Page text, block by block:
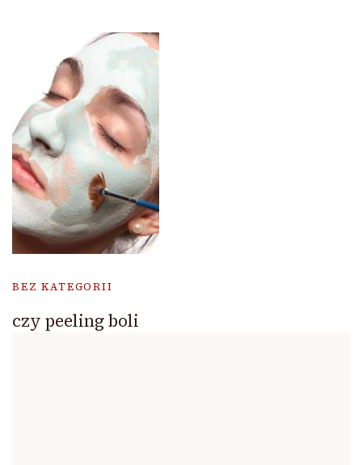
BEZ KATEGORII
czy peeling boli